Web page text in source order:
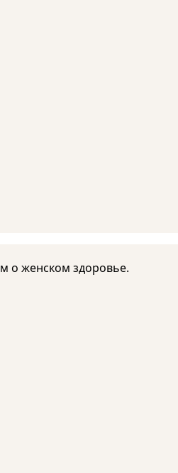
о женском здоровье.